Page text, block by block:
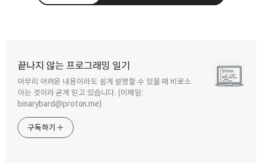
끝나지 않는 프로그래밍 일기
아무리 어려운 내용이라도 쉽게 설명할 수 있을 때 비로소
아는 것이라 굳게 믿고 있습니다. (이메일:
binarybard@proton.me)
구독하기
구독하기 카카오톡